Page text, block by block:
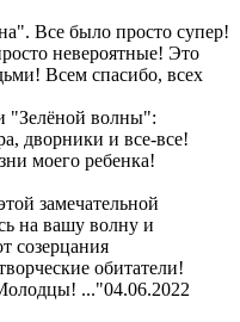
Все было просто супер!
невероятные! Это
Всем спасибо, всех
"Зелёной волны":
дворники и все-все!
моего ребенка!
замечательной
на вашу волну и
созерцания
обитатели!
..."04.06.2022